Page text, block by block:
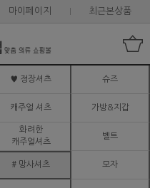
마이페이지 최근본상품
♥ 정장셔츠 슈즈
캐주얼 셔츠 가방&지갑
화려한
캐주얼셔츠
벨트
# 망사셔츠 모자